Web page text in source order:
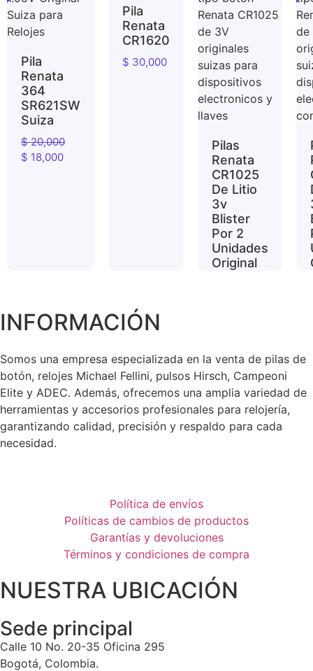
Pila
Renata
364
SR621SW
Suiza
$20,000
$ 18,000
Pila
Renata
CR1620
$ 30,000
Pilas
Renata
CR1025
De Litio
3v
Blister
Por 2
Unidades
Original
INFORMACIÓN
Somos una empresa especializada en la venta de pilas de
botón, relojes Michael Fellini, pulsos Hirsch, Campeoni
Elite y ADEC. Además, ofrecemos una amplia variedad de
herramientas y accesorios profesionales para relojería,
garantizando calidad, precisión y respaldo para cada
necesidad.
Política de envíos
Políticas de cambios de productos
Garantías y devoluciones
Términos y condiciones de compra
NUESTRA UBICACIÓN
Sede principal
Calle 10 No. 20-35 Oficina 295
Bogotá, Colombia.